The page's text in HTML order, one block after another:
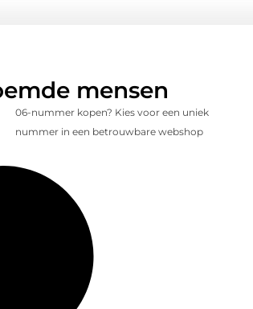
mensen
06-nummer kopen? Kies voor een uniek
nummer in een betrouwbare webshop